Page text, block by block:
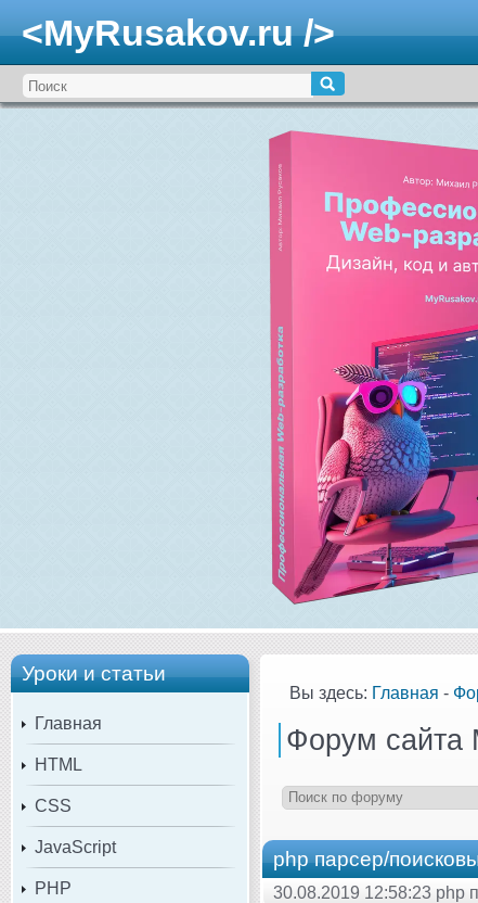
<MyRusakov.ru />
Уроки и статьи
Главная
HTML
CSS
JavaScript
PHP
Вы здесь: Главная -
Форум сайта
php парсер/
30.08.2019 12:58:23 php